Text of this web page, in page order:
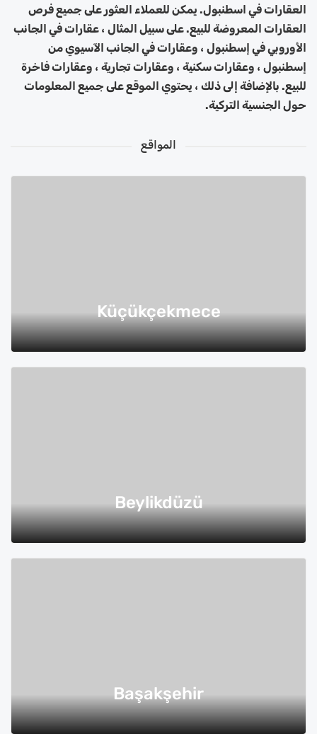
العقارات في اسطنبول. يمكن للعملاء العثور على جميع فرص
العقارات المعروضة للبيع. على سبيل المثال ، عقارات في الجانب
الأوروبي في إسطنبول ، وعقارات في الجانب الآسيوي من
إسطنبول ، وعقارات سكنية ، وعقارات تجارية ، وعقارات فاخرة
للبيع. بالإضافة إلى ذلك ، يحتوي الموقع على جميع المعلومات
حول الجنسية التركية.
المواقع
Küçükçekmece
Beylikdüzü
Başakşehir